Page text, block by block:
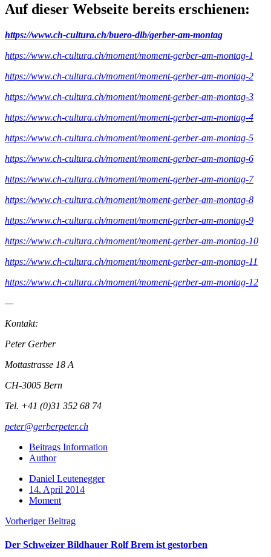
Auf dieser Webseite bereits erschienen:
https://www.ch-cultura.ch/buero-dlb/gerber-am-montag
https://www.ch-cultura.ch/moment/moment-gerber-am-montag-1
https://www.ch-cultura.ch/moment/moment-gerber-am-montag-2
https://www.ch-cultura.ch/moment/moment-gerber-am-montag-3
https://www.ch-cultura.ch/moment/moment-gerber-am-montag-4
https://www.ch-cultura.ch/moment/moment-gerber-am-montag-5
https://www.ch-cultura.ch/moment/moment-gerber-am-montag-6
https://www.ch-cultura.ch/moment/moment-gerber-am-montag-7
https://www.ch-cultura.ch/moment/moment-gerber-am-montag-8
https://www.ch-cultura.ch/moment/moment-gerber-am-montag-9
https://www.ch-cultura.ch/moment/moment-gerber-am-montag-10
https://www.ch-cultura.ch/moment/moment-gerber-am-montag-11
https://www.ch-cultura.ch/moment/moment-gerber-am-montag-12
—
Kontakt:
Peter Gerber
Mottastrasse 18 A
CH-3005 Bern
Tel. +41 (0)31 352 68 74
peter@gerberpeter.ch
Beitrags Information
Author
Daniel Leutenegger
14. April 2014
Moment
Vorheriger Beitrag
Der Schweizer Bildhauer Rolf Brem ist gestorben